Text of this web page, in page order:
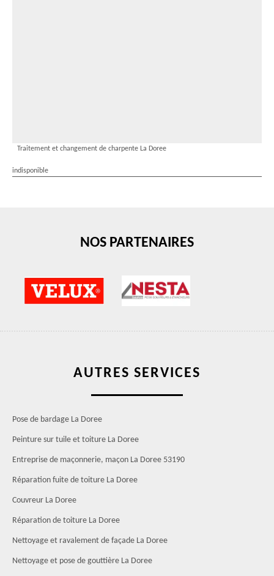
Traitement et changement de charpente La Doree
indisponible
NOS PARTENAIRES
AUTRES SERVICES
Pose de bardage La Doree
Peinture sur tuile et toiture La Doree
Entreprise de maçonnerie, maçon La Doree 53190
Réparation fuite de toiture La Doree
Couvreur La Doree
Réparation de toiture La Doree
Nettoyage et ravalement de façade La Doree
Nettoyage et pose de gouttière La Doree